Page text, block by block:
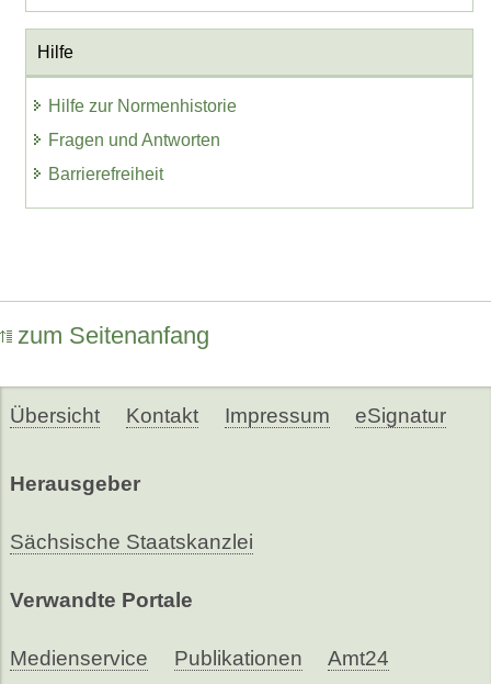
Hilfe
Hilfe zur Normenhistorie
Fragen und Antworten
Barrierefreiheit
zum Seitenanfang
Übersicht Kontakt Impressum eSignatur
Herausgeber
Sächsische Staatskanzlei
Verwandte Portale
Medienservice Publikationen Amt24